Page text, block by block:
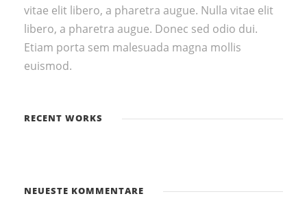
vitae elit libero, a pharetra augue. Nulla vitae elit
libero, a pharetra augue. Donec sed odio dui.
Etiam porta sem malesuada magna mollis
euismod.
RECENT WORKS
NEUESTE KOMMENTARE